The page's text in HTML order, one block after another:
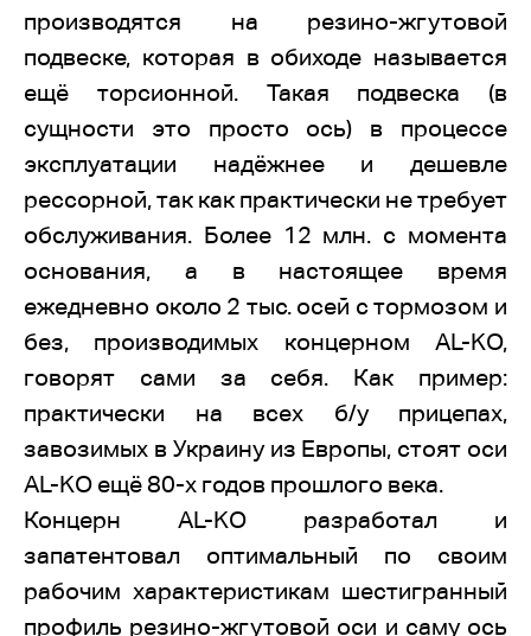
производятся на резино-жгутовой
подвеске, которая в обиходе называется
ещё торсионной. Такая подвеска (в
сущности это просто ось) в процессе
эксплуатации надёжнее и дешевле
рессорной, так как практически не требует
обслуживания. Более 12 млн. с момента
основания, а в настоящее время
ежедневно около 2 тыс. осей с тормозом и
без, производимых концерном AL-KО,
говорят сами за себя. Как пример:
практически на всех б/у прицепах,
завозимых в Украину из Европы, стоят оси
AL-KО ещё 80-х годов прошлого века.
Концерн AL-KО разработал и
запатентовал оптимальный по своим
рабочим характеристикам шестигранный
профиль резино-жгутовой оси и саму ось